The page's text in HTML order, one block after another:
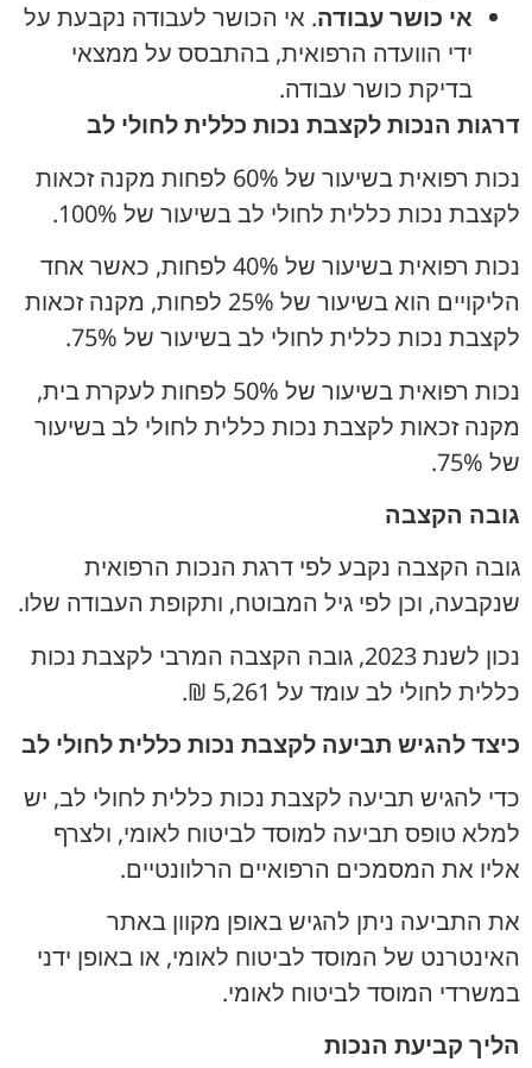
אי כושר עבודה. אי הכושר לעבודה נקבעת על
ידי הוועדה הרפואית, בהתבסס על ממצאי
בדיקת כושר עבודה.
דרגות הנכות לקצבת נכות כללית לחולי לב
נכות רפואית בשיעור של 60% לפחות מקנה זכאות
לקצבת נכות כללית לחולי לב בשיעור של 100%.
נכות רפואית בשיעור של 40% לפחות, כאשר אחד
הליקויים הוא בשיעור של 25% לפחות, מקנה זכאות
לקצבת נכות כללית לחולי לב בשיעור של 75%.
נכות רפואית בשיעור של 50% לפחות לעקרת בית,
מקנה זכאות לקצבת נכות כללית לחולי לב בשיעור
של 75%.
גובה הקצבה
גובה הקצבה נקבע לפי דרגת הנכות הרפואית
שנקבעה, וכן לפי גיל המבוטח, ותקופת העבודה שלו.
נכון לשנת 2023, גובה הקצבה המרבי לקצבת נכות
כללית לחולי לב עומד על 5,261 ₪.
כיצד להגיש תביעה לקצבת נכות כללית לחולי לב
כדי להגיש תביעה לקצבת נכות כללית לחולי לב, יש
למלא טופס תביעה למוסד לביטוח לאומי, ולצרף
אליו את המסמכים הרפואיים הרלוונטיים.
את התביעה ניתן להגיש באופן מקוון באתר
האינטרנט של המוסד לביטוח לאומי, או באופן ידני
במשרדי המוסד לביטוח לאומי.
הליך קביעת הנכות